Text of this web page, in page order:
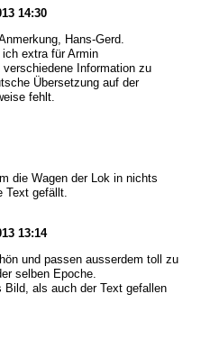
14:30
Hans-Gerd.
extra für Armin
Information zu
Übersetzung auf der
fehlt.
die Wagen der Lok in nichts
Text gefällt.
13:14
und passen ausserdem toll zu
selben Epoche.
als auch der Text gefallen